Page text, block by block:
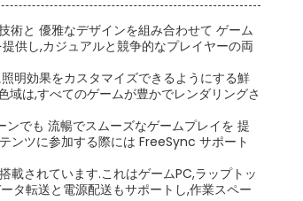
術と 優雅なデザインを組み合わせて ゲーム
供し,カジュアルと競争的なプレイヤーの両
明効果をカスタマイズできるようにする鮮
は,すべてのゲームが豊かでレンダリングさ
でも 流暢でスムーズなゲームプレイを 提
ンツに参加する際には FreeSync サポート
載されています.これはゲームPC,ラップトッ
タ転送と電源配送もサポートし,作業スペー